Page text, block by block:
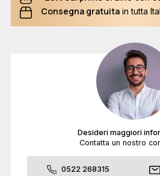
Consegna gratuita in tutta
Desideri maggiori
Contatta un nostro
0522 268315